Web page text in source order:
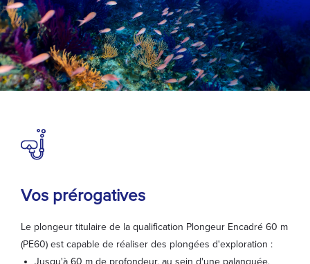
Vos prérogatives
Le plongeur titulaire de la qualification Plongeur Encadré 60 m
(PE60) est capable de réaliser des plongées d'exploration :
Jusqu'à 60 m de profondeur, au sein d'une palanquée,